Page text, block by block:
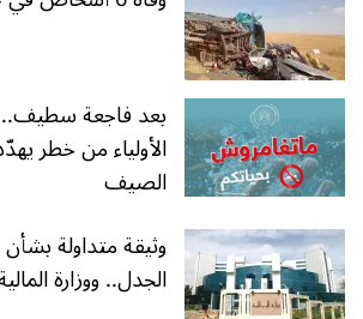
بعد فاجعة سطيف..
الأولياء من خطر
الصيف
وثيقة متداولة
الجدل.. ووزارة